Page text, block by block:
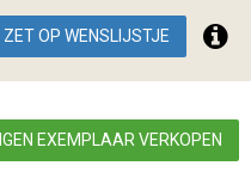
ZET OP WENSLIJSTJE
EXEMPLAAR VERKOPEN